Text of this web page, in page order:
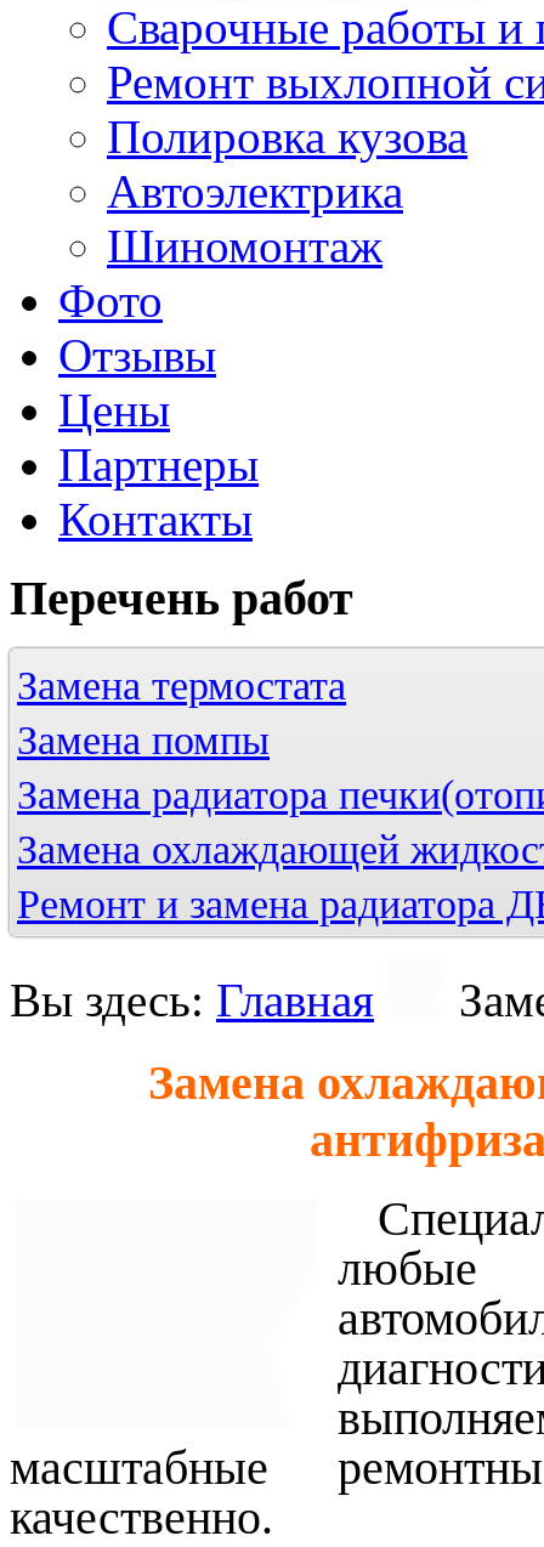
Сварочные работы и
Ремонт выхлопной
Полировка кузова
Автоэлектрика
Шиномонтаж
Фото
Отзывы
Цены
Партнеры
Контакты
Перечень работ
Замена термостата
Замена помпы
Замена радиатора
Замена охлаждающей
Ремонт и замена радиатора
Вы здесь: Главная
Замена
любые
масштабные
качественно.